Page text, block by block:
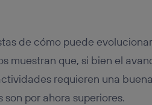
de cómo puede
muestran que, si bien el
requieren una
por ahora superiores.